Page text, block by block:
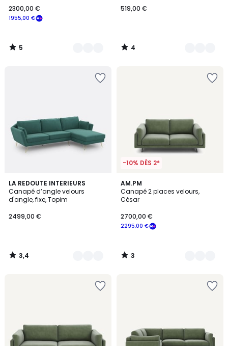
1955,00 €
2300,00 €
5
/
519,00 €
4
/
LA REDOUTE INTERIEURS
Canapé d’angle velours
d'angle, fixe, Topim
2499,00 €
3,4
/ 5
6
Couleurs
3,4
/
-10% DÈS 2*
AM.PM
Canapé 2 places velours,
César
2295,00 €
2700,00 €
3
/
5
18
Couleurs
3
/